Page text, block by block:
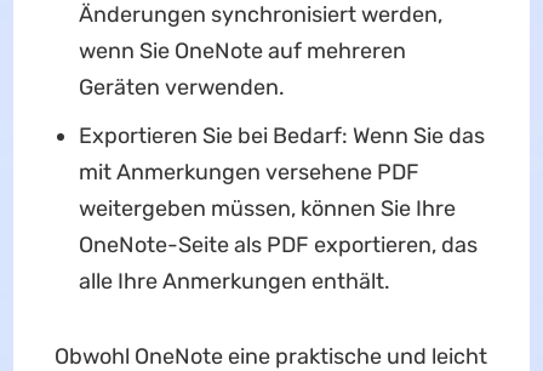
Änderungen synchronisiert werden,
wenn Sie OneNote auf mehreren
Geräten verwenden.
Exportieren Sie bei Bedarf: Wenn Sie das
mit Anmerkungen versehene PDF
weitergeben müssen, können Sie Ihre
OneNote-Seite als PDF exportieren, das
alle Ihre Anmerkungen enthält.
Obwohl OneNote eine praktische und leicht